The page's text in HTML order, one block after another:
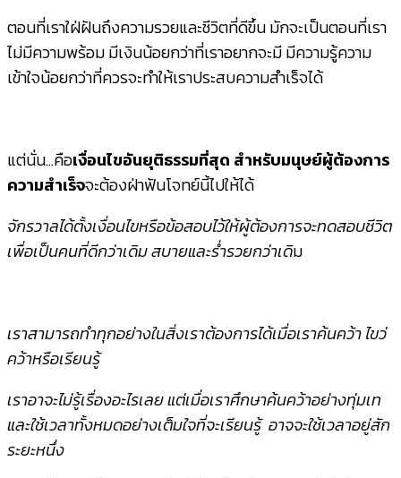
ตอนที่เราใฝ่ฝันถึงความรวยและชีวิตที่ดีขึ้น มักจะเป็นตอนที่เรา
ไม่มีความพร้อม มีเงินน้อยกว่าที่เราอยากจะมี มีความรู้ความ
เข้าใจน้อยกว่าที่ควรจะทำให้เราประสบความสำเร็จได้
แต่นั่น…คือเงื่อนไขอันยุติธรรมที่สุด สำหรับมนุษย์ผู้ต้องการ
ความสำเร็จจะต้องฝ่าฟันโจทย์นี้ไปให้ได้
จักรวาลได้ตั้งเงื่อนไขหรือข้อสอบไว้ให้ผู้ต้องการจะทดสอบชีวิต
เพื่อเป็นคนที่ดีกว่าเดิม สบายและร่ำรวยกว่าเดิม
เราสามารถทำทุกอย่างในสิ่งเราต้องการได้เมื่อเราค้นคว้า ไขว่
คว้าหรือเรียนรู้
เราอาจะไม่รู้เรื่องอะไรเลย แต่เมื่อเราศึกษาค้นคว้าอย่างทุ่มเท
และใช้เวลาทั้งหมดอย่างเต็มใจที่จะเรียนรู้ อาจจะใช้เวลาอยู่สัก
ระยะหนึ่ง